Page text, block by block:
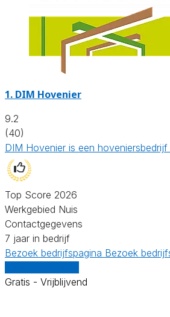
1. DIM Hovenier
9.2
(40)
DIM Hovenier is een
Top Score 2026
Werkgebied Nuis
Contactgegevens
7 jaar in bedrijf
Bezoek bedrijfspagina Bezoek
Gratis - Vrijblijvend